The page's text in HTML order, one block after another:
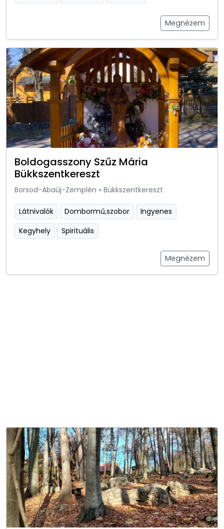
Megnézem
Boldogasszony Szűz Mária
Bükkszentkereszt
Borsod-Abaúj-Zemplén » Bükkszentkereszt
Látnivalók Dombormű,szobor
Ingyenes
Kegyhely
Spirituális
Megnézem